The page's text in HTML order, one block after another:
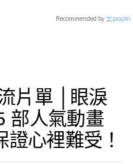
Recommended by
片單 │眼淚
部人氣動畫
心裡難受！